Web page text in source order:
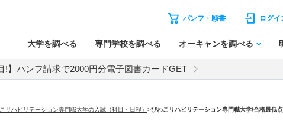
パンフ・願書 ログイ
大学を調べる 専門学校を調べる オーキャンを調べる
!】パンフ請求で2000円分電子図書カードGET
リハビリテーション専門職大学の入試（科目・日程） >びわこリハビリテーション専門職大学/合格最低